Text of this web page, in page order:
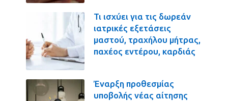
Τι ισχύει για τις δωρεάν
ιατρικές εξετάσεις
μαστού, τραχήλου μήτρας,
παχέος εντέρου, καρδιάς
Έναρξη προθεσμίας
υποβολής νέας αίτησης